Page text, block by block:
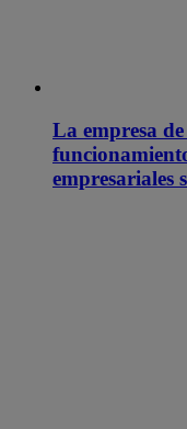
La empresa
empresariales